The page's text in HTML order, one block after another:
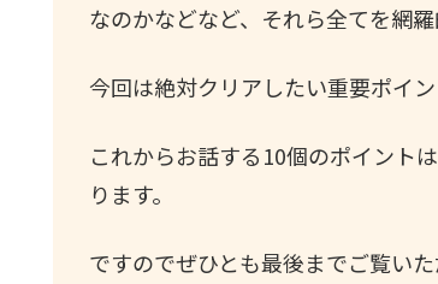
なのかなどなど、それら全てを網
今回は絶対クリアしたい重要ポイ
これからお話する10個のポイント
ります。
ですのでぜひとも最後までご覧い